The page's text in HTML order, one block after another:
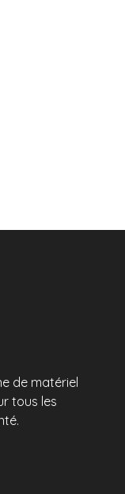
de matériel
tous les